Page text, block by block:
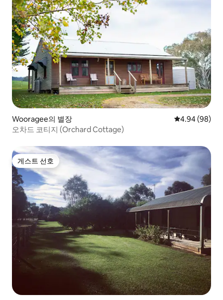
Wooragee의 별장 평점 4.94점(5
4.94 (98)
오차드 코티지 (Orchard Cottage)
게스트 선호
게스트 선호